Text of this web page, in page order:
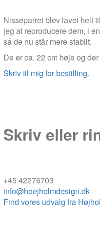
Nisseparret blev lavet helt
jeg at reproducere dem, i
så de nu står mere stabilt.
De er ca. 22 cm høje og
Skriv til mig for bestilling.
Skriv eller
+45 42276703
info@hoejholmdesign.dk
Find vores udvalg fra